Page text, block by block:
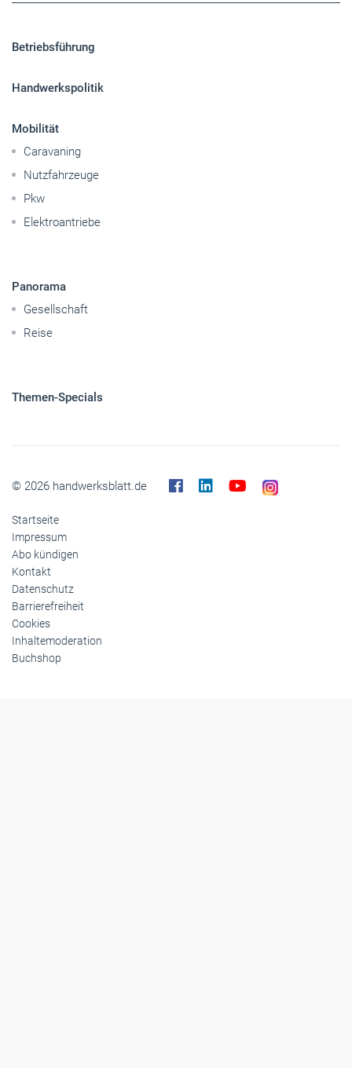
Betriebsführung
Handwerkspolitik
Mobilität
Caravaning
Nutzfahrzeuge
Pkw
Elektroantriebe
Panorama
Gesellschaft
Reise
Themen-Specials
© 2026 handwerksblatt.de
Startseite
Impressum
Abo kündigen
Kontakt
Datenschutz
Barrierefreiheit
Cookies
Inhaltemoderation
Buchshop